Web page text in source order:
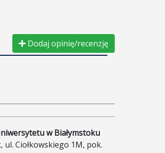
Dodaj opinię/recenzję
w Białymstoku
ul. Ciołkowskiego 1M, pok.